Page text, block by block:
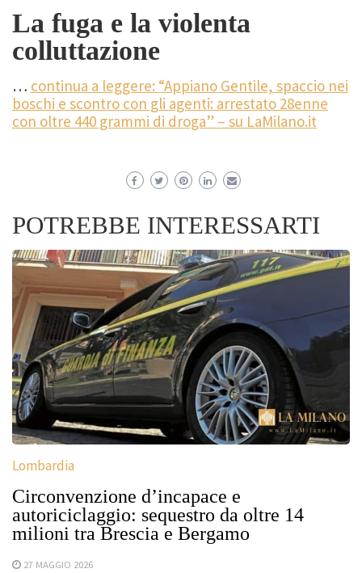
La fuga e la violenta
colluttazione
… continua a leggere: “Appiano Gentile, spaccio nei
boschi e scontro con gli agenti: arrestato 28enne
con oltre 440 grammi di droga” – su LaMilano.it
POTREBBE INTERESSARTI
Lombardia
Circonvenzione d’incapace e
autoriciclaggio: sequestro da oltre 14
milioni tra Brescia e Bergamo
27 MAGGIO 2026